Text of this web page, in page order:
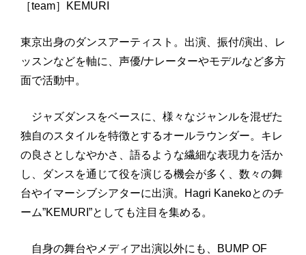
［team］KEMURI
東京出身のダンスアーティスト。出演、振付/演出、レ
ッスンなどを軸に、声優/ナレーターやモデルなど多方
面で活動中。
ジャズダンスをベースに、様々なジャンルを混ぜた
独自のスタイルを特徴とするオールラウンダー。キレ
の良さとしなやかさ、語るような繊細な表現力を活か
し、ダンスを通じて役を演じる機会が多く、数々の舞
台やイマーシブシアターに出演。Hagri Kanekoとのチ
ーム”KEMURI”としても注目を集める。
自身の舞台やメディア出演以外にも、BUMP OF